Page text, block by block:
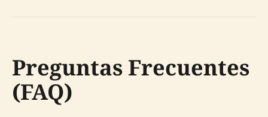
Preguntas Frecuentes
(FAQ)